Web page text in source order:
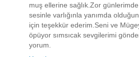
muş ellerine sağlık.Zor günlerimde
sesinle varlığınla yanımda olduğun
için teşekkür ederim.Seni ve
öpüyor sımsıcak sevgilerimi
yorum.